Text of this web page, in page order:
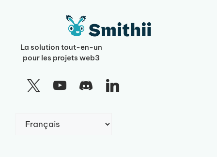
La solution tout-en-un
pour les projets web3
une